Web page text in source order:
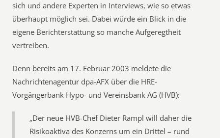
sich und andere Experten in Interviews, wie so etwas
überhaupt möglich sei. Dabei würde ein Blick in die
eigene Berichterstattung so manche Aufgeregtheit
vertreiben.
Denn bereits am 17. Februar 2003 meldete die
Nachrichtenagentur dpa-AFX über die HRE-
Vorgängerbank Hypo- und Vereinsbank AG (HVB):
„Der neue HVB-Chef Dieter Rampl will daher die
Risikoaktiva des Konzerns um ein Drittel – rund